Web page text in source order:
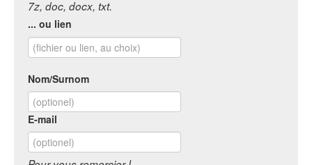
7z, doc, docx, txt.
... ou lien
Nom/Surnom
E-mail